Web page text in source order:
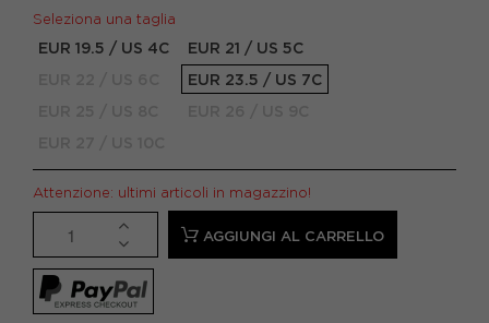
Seleziona una taglia
EUR 19.5 / US 4C
EUR 21 / US 5C
EUR 23.5 / US 7C
Attenzione: ultimi articoli in magazzino!
AGGIUNGI AL CARRELLO